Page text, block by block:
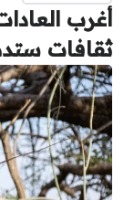
أغرب
ثقافات